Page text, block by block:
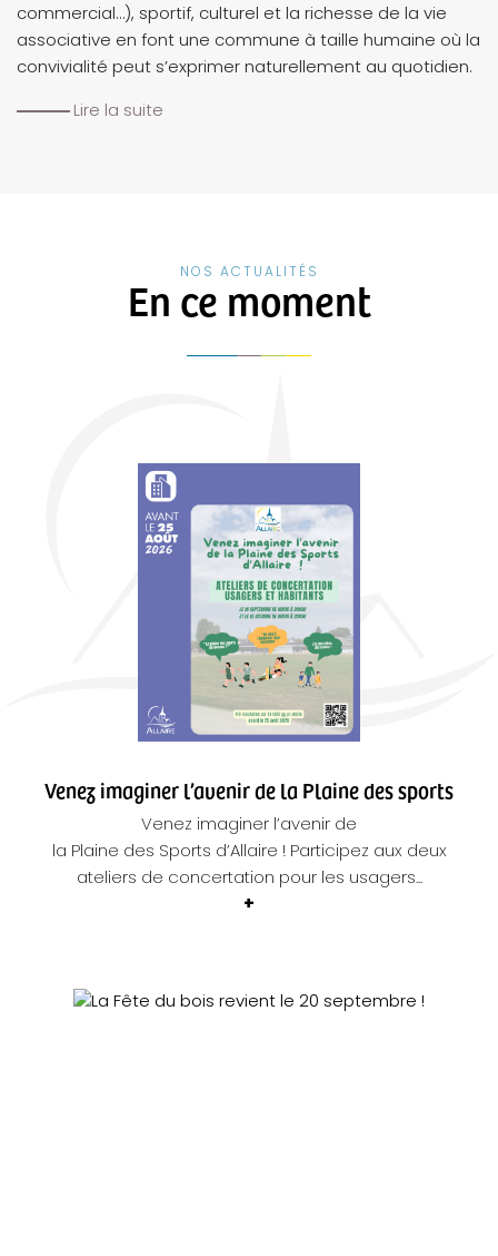
commercial…), sportif, culturel et la richesse de la vie
associative en font une commune à taille humaine où la
convivialité peut s’exprimer naturellement au quotidien.
Lire la suite
NOS ACTUALITÉS
En ce moment
Venez imaginer l’avenir de la Plaine des sports
Venez imaginer l’avenir de
la Plaine des Sports d’Allaire ! Participez aux deux
ateliers de concertation pour les usagers...